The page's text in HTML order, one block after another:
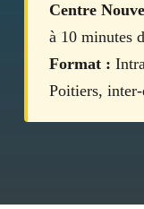
Centre
à 10 minutes
Format :
Poitiers,